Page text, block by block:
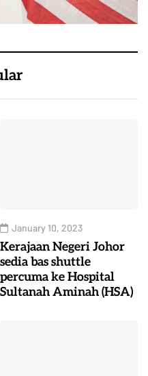
January 10, 2023
Kerajaan Negeri Johor
sedia bas shuttle
percuma ke Hospital
Sultanah Aminah (HSA)